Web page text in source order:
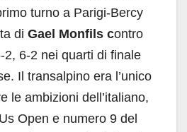
turno a Parigi-Bercy
di Gael Monfils contro
2, 6-2 nei quarti di finale
Il transalpino era l’unico
le ambizioni dell’italiano,
Open e numero 9 del